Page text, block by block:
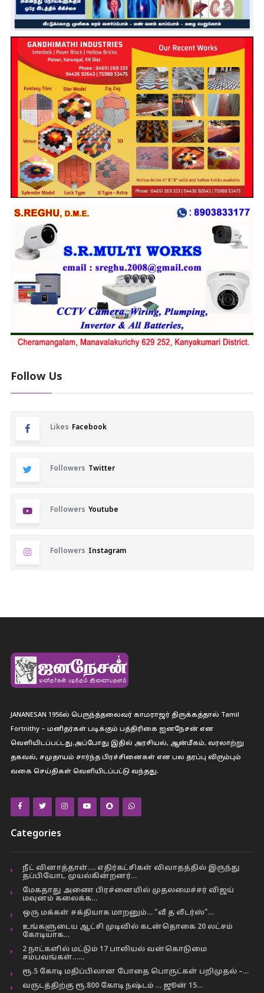
Follow Us
Likes Facebook
Followers Twitter
Followers Youtube
Followers Instagram
JANANESAN 1956ல் பெருந்த்தலைவர் காமராஜர் திருக்கத்தால் Tamil
Fortnithy – மனிதர்கள் படிக்கும் பத்திரிகை ஐனநேசன் என
வெளியிடப்பட்டது.அப்போது இதில் அரசியல், ஆன்மீகம், வரலாற்று
தகவல், சமுதாயம் சார்ந்த பிரச்சினைகள் என பல தரப்பு விரும்பும்
வகை செய்திகள் வெளியிடப்பட்டு வந்தது.
Categories
நீட் வினாத்தாள்…. எதிர்கட்சிகள் விவாதத்தில் இருந்து
தப்பியோட முயல்கின்றனர்…
மேகதாது அணை பிரச்னையில் முதலமைச்சர் விஜய்
மவுனம் கலைக்க…
ஒரு மக்கள் சக்தியாக மாறனும்… “வீ த லீடர்ஸ்”…
உங்களுடைய ஆட்சி முடிவில் கடன்தொகை 20 லட்சம்
கோடியாக…
2 நாட்களில் மட்டும் 17 பாலியல் வன்கொடுமை
சம்பவங்கள்……
ரூ.5 கோடி மதிப்பிலான போதை பொருட்கள் பறிமுதல் –…
வருடத்திற்கு ரூ.800 கோடி நஷ்டம் … ஜூன் 15…